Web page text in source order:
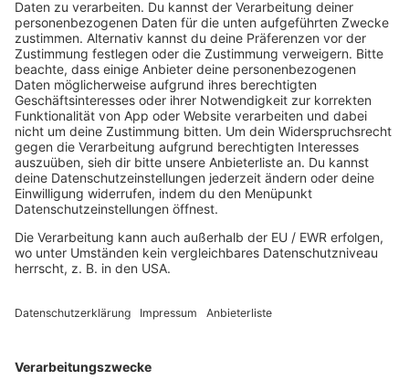
80s80s DARK WAVE
80s80s DEPECHE MODE
80s80s DEUTSCH
80s80s DINNERPARTY
80s80s EBM
80s80s FREESTYLE
80s80s FUNK & SOUL
80s80s HIPHOP
80s80s IN THE MIX
80s80s ITALO DISCO
80s80s ITALO DISCO IN THE MIX
80s80s JACKSON
80s80s LIVE
80s80s MAXIS
80s80s PARTY